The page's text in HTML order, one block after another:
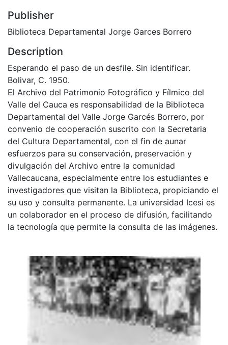
Publisher
Biblioteca Departamental Jorge Garces Borrero
Description
Esperando el paso de un desfile. Sin identificar.
Bolivar, C. 1950.
El Archivo del Patrimonio Fotográfico y Fílmico del
Valle del Cauca es responsabilidad de la Biblioteca
Departamental del Valle Jorge Garcés Borrero, por
convenio de cooperación suscrito con la Secretaria
del Cultura Departamental, con el fin de aunar
esfuerzos para su conservación, preservación y
divulgación del Archivo entre la comunidad
Vallecaucana, especialmente entre los estudiantes e
investigadores que visitan la Biblioteca, propiciando el
su uso y consulta permanente. La universidad Icesi es
un colaborador en el proceso de difusión, facilitando
la tecnología que permite la consulta de las imágenes.